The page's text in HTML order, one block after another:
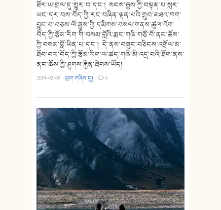
ཐོར་ཡ་བྲལ་དུ་གྱུར་བ་དང་། སངས་རྒྱས་ཀྱི་བསྟན་པ་སླར་
ཡང་དར་བས་བོད་ཀྱི་རང་བཞིན་ལྡན་པའི་གྲུབ་མཐའ་ཁག་
བྱུང་བ་བཅས་ལོ་རྒྱུས་ཀྱི་དམིགས་བསལ་གནས་ཚུལ་འོག་
བོད་ཀྱི་རྩོམ་རིག་གི་བསམ་བློའི་རྨང་གཞི་གཙོ་བོ་ནང་ཆོས་
ཀྱི་བསམ་བློ་ཡིན་པ་དང་། དེ་ནས་བཟུང་བཅིངས་འགྲོལ་མ་
ཐོབ་བར་བོད་ཀྱི་རྩོམ་རིག་ལ་ཚད་གཞི་མི་འདྲ་བའི་ཐོག་ནས་
ནང་ཆོས་ཀྱི་ཤུགས་རྐྱེན་ཐེབས་ཡོད།
2018-02-05 ·བྲག་གཞིས་བུ། · 0